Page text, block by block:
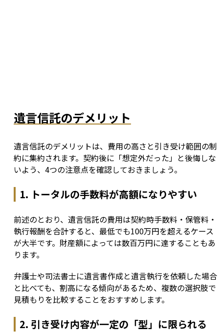
遺言信託のデメリット
遺言信託のデメリットは、費用の高さと引き受け範囲の制
約に集約されます。契約後に「想定外だった」と後悔しな
いよう、4つの注意点を確認しておきましょう。
1. トータルの手数料が高額になりやすい
前述のとおり、遺言信託の費用は契約時手数料・保管料・
執行報酬を合計すると、最低でも100万円を超えるケース
が大半です。財産額によっては数百万円に達することもあ
ります。
弁護士や司法書士に遺言書作成と遺言執行を依頼した場合
と比べても、割高になる傾向があるため、複数の選択肢で
見積もりを比較することをおすすめします。
2. 引き受け内容が一定の「型」に限られる